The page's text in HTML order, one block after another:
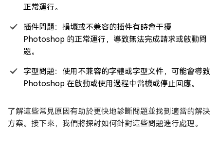
正常運行。
插件問題：損壞或不兼容的插件有時會干擾
Photoshop 的正常運行，導致無法完成請求或啟動問
題。
字型問題：使用不兼容的字體或字型文件，可能會導致
Photoshop 在啟動或使用過程中當機或停止回應。
了解這些常見原因有助於更快地診斷問題並找到適當的解決
方案。接下來，我們將探討如何針對這些問題進行處理。